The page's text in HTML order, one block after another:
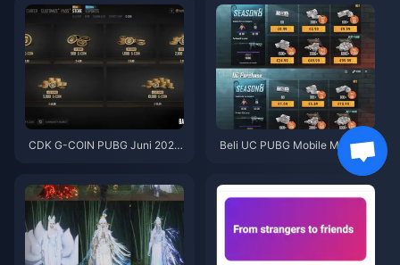
ngatasinya
CDK G-COIN PUBG Juni 2026:
Beli UC PUBG Mobile Murah u
ntuk Kolaborasi Naruto Shippu
den (Juli 2026): Biaya, Paket T
erbaik & Top-Up Aman